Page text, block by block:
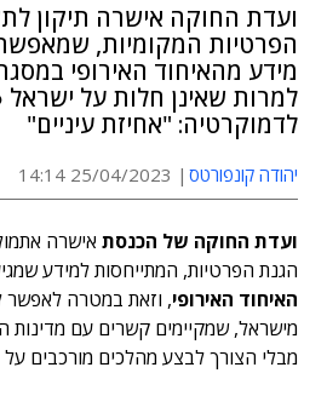
ועדת החוקה אישרה תיקון
הפרטיות המקומיות,
למרות שאינן חלות על ישראל
לדמוקרטיה: "אחיזת עיניים"
יהודה קונפורטס 25/04/2023 14:14
ועדת החוקה של הכנסת אישרה
הגנת הפרטיות, המתייחסות למידע
האיחוד האירופי, וזאת במטרה לאפשר
מישראל, שמקיימים קשרים עם מדינות
מבלי הצורך לבצע מהלכים מורכבים